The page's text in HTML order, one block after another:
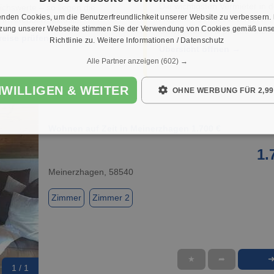
in Attendorn aktuell.
prüfen →
Region – Genossenschaften,
Unternehmen & private
1 / 1
Meinerzhagen, 58540
Zimmer Zimmer 2
★ ➦ ➜
Cookies, um die Benutzerfreundlichkeit unserer Website zu verbessern.
unserer Webseite stimmen Sie der Verwendung von Cookies gemäß
Richtlinie zu. Weitere Informationen / Datenschutz
Alle Partner anzeigen (602) →
& WEITER OHNE WERBUNG FÜR